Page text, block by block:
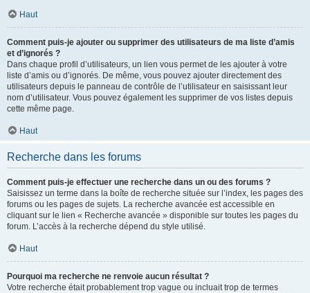
Haut
Comment puis-je ajouter ou supprimer des utilisateurs de ma liste d’amis
et d’ignorés ?
Dans chaque profil d’utilisateurs, un lien vous permet de les ajouter à votre
liste d’amis ou d’ignorés. De même, vous pouvez ajouter directement des
utilisateurs depuis le panneau de contrôle de l’utilisateur en saisissant leur
nom d’utilisateur. Vous pouvez également les supprimer de vos listes depuis
cette même page.
Haut
Recherche dans les forums
Comment puis-je effectuer une recherche dans un ou des forums ?
Saisissez un terme dans la boîte de recherche située sur l’index, les pages des
forums ou les pages de sujets. La recherche avancée est accessible en
cliquant sur le lien « Recherche avancée » disponible sur toutes les pages du
forum. L’accès à la recherche dépend du style utilisé.
Haut
Pourquoi ma recherche ne renvoie aucun résultat ?
Votre recherche était probablement trop vague ou incluait trop de termes